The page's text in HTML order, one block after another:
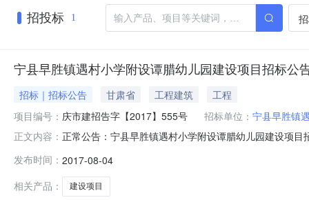
招投标 1
宁县早胜镇遇村小学附设谭腊幼儿园建设项目招标公
招标｜招标公告 甘肃省 工程建筑
工程
项目编号： 庆市建招告字【2017】555号 招标单位： 宁县早胜镇
正文内容： 正常公告：宁县早胜镇遇村小学附设谭腊幼儿园建设项
米，砖砌围墙170米，渗水砖硬化校园及道路365平方米
发布时间： 2017-08-04
相关产品：
建设项目